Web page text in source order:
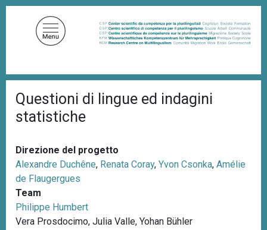
r
i
c
l
e
d
i
p
a
n
e
Questioni di lingue ed indagini
statistiche
Direzione del progetto
Alexandre Duchêne, Renata Coray, Yvon Csonka, Amélie
de Flaugergues
Team
Philippe Humbert
Vera Prosdocimo, Julia Valle, Yohan Bühler